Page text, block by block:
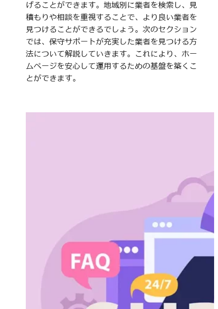
げることができます。地域別に業者を検索し、見
積もりや相談を重視することで、より良い業者を
見つけることができるでしょう。次のセクション
では、保守サポートが充実した業者を見つける方
法について解説していきます。これにより、ホー
ムページを安心して運用するための基盤を築くこ
とができます。